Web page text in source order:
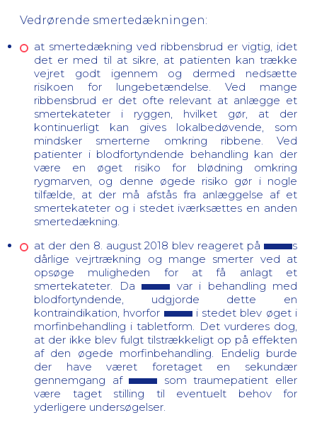
Vedrørende smertedækningen:
at smertedækning ved ribbensbrud er vigtig, idet
det er med til at sikre, at patienten kan trække
vejret godt igennem og dermed nedsætte
risikoen for lungebetændelse. Ved mange
ribbensbrud er det ofte relevant at anlægge et
smertekateter i ryggen, hvilket gør, at der
kontinuerligt kan gives lokalbedøvende, som
mindsker smerterne omkring ribbene. Ved
patienter i blodfortyndende behandling kan der
være en øget risiko for blødning omkring
rygmarven, og denne øgede risiko gør i nogle
tilfælde, at der må afstås fra anlæggelse af et
smertekateter og i stedet iværksættes en anden
smertedækning.
at der den 8. august 2018 blev reageret på
s
dårlige vejrtrækning og mange smerter ved at
opsøge muligheden for at få anlagt et
smertekateter. Da
var i behandling med
blodfortyndende, udgjorde dette en
kontraindikation, hvorfor
i stedet blev øget i
morfinbehandling i tabletform. Det vurderes dog,
at der ikke blev fulgt tilstrækkeligt op på effekten
af den øgede morfinbehandling. Endelig burde
der have været foretaget en sekundær
gennemgang af
som traumepatient eller
være taget stilling til eventuelt behov for
yderligere undersøgelser.